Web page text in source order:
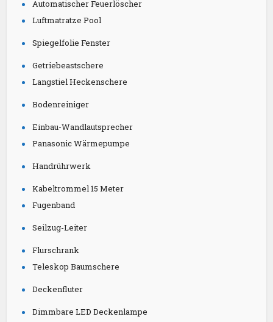
Automatischer Feuerlöscher
Luftmatratze Pool
Spiegelfolie Fenster
Getriebeastschere
Langstiel Heckenschere
Bodenreiniger
Einbau-Wandlautsprecher
Panasonic Wärmepumpe
Handrührwerk
Kabeltrommel 15 Meter
Fugenband
Seilzug-Leiter
Flurschrank
Teleskop Baumschere
Deckenfluter
Dimmbare LED Deckenlampe